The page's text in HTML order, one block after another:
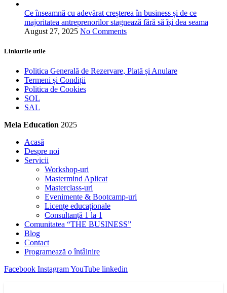
Ce înseamnă cu adevărat creșterea în business și de ce
majoritatea antreprenorilor stagnează fără să își dea seama
August 27, 2025 No Comments
Linkurile utile
Politica Generală de Rezervare, Plată și Anulare
Termeni și Condiții
Politica de Cookies
SOL
SAL
Mela Education 2025
Acasă
Despre noi
Servicii
Workshop-uri
Mastermind Aplicat
Masterclass-uri
Evenimente & Bootcamp-uri
Licențe educaționale
Consultanță 1 la 1
Comunitatea “THE BUSINESS”
Blog
Contact
Programează o întâlnire
Facebook InstagramYouTube linkedin